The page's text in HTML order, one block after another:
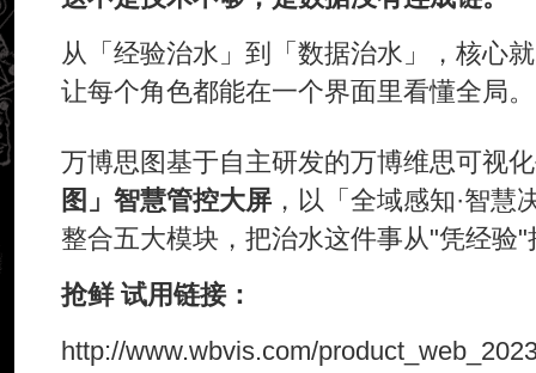
从「经验治水」到「数据治水」，核心
让每个角色都能在一个界面里看懂全局。
万博思图基于自主研发的万博维思可视
图」智慧管控大屏 ，以「全域感知·智慧
整合五大模块，把治水这件事从"凭经验
抢鲜 试用链接：
http://www.wbvis.com/